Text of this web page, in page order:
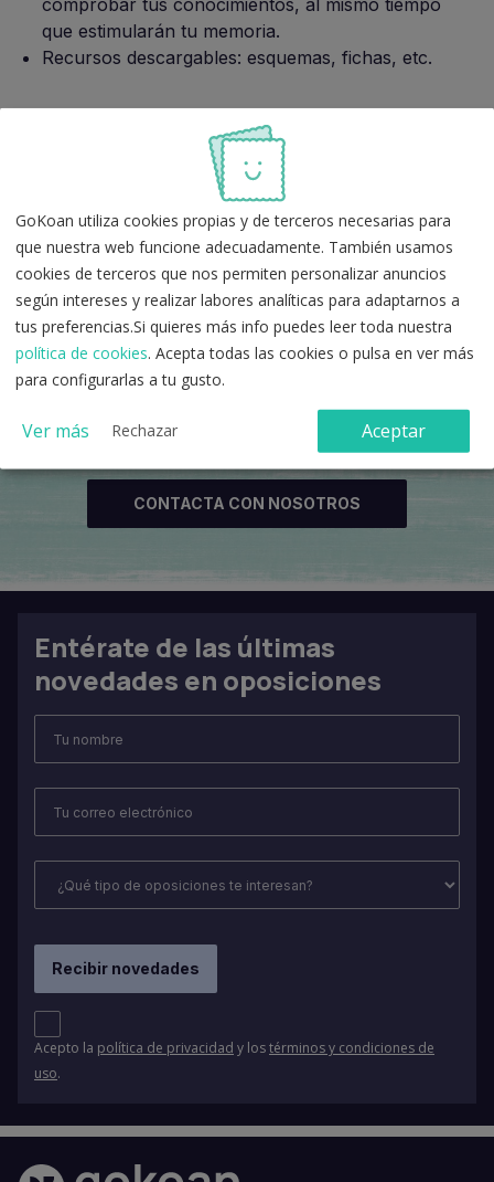
que estimularán tu memoria.
Recursos descargables: esquemas, fichas, etc.
También te puede interesar:
Cómo relajarse ante el bloqueo mental cuando
opositas
5 consejos para reducir el estrés en tu oposición
Consejos para hacer examenes tipo test
¿Tienes alguna duda más?
CONTACTA CON NOSOTROS
Entérate de las últimas
novedades en oposiciones
Acepto la política de privacidad y lostérminos y condiciones de
uso.
GoKoan utiliza cookies propias y de terceros necesarias para
que nuestra web funcione adecuadamente. También usamos
cookies de terceros que nos permiten personalizar anuncios
según intereses y realizar labores analíticas para adaptarnos a
tus preferencias.Si quieres más info puedes leer toda nuestra
política de cookies. Acepta todas las cookies o pulsa en ver más
para configurarlas a tu gusto.
Ver más Rechazar Aceptar